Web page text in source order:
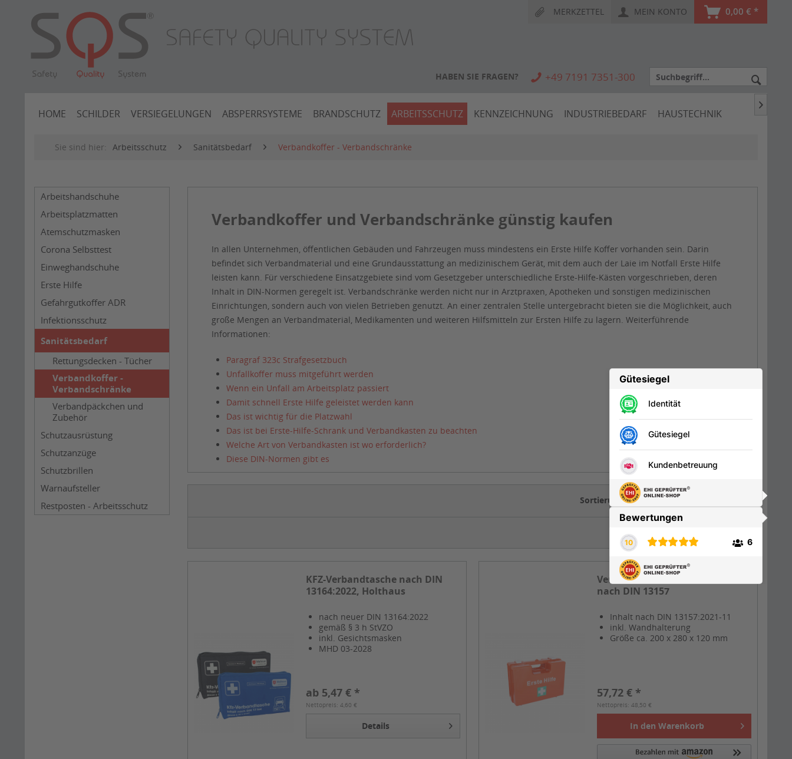
MERKZETTEL MEIN KONTO 0,00 € *
HABEN SIE FRAGEN? +49 7191 7351-300
HOME SCHILDER VERSIEGELUNGEN ABSPERRSYSTEME BRANDSCHUTZ ARBEITSSCHUTZ KENNZEICHNUNG INDUSTRIEBEDARF HAUSTECHNIK

Sie sind hier: Arbeitsschutz Sanitätsbedarf Verbandkoffer - Verbandschränke
Arbeitshandschuhe
Arbeitsplatzmatten
Atemschutzmasken
Corona Selbsttest
Einweghandschuhe
Erste Hilfe
Gefahrgutkoffer ADR
Infektionsschutz
Sanitätsbedarf
Rettungsdecken - Tücher
Verbandkoffer -
Verbandschränke
Verbandpäckchen und
Zubehör
Schutzausrüstung
Schutzanzüge
Schutzbrillen
Warnaufsteller
Restposten - Arbeitsschutz
Verbandkoffer und Verbandschränke günstig kaufen
In allen Unternehmen, öffentlichen Gebäuden und Fahrzeugen muss mindestens ein Erste Hilfe Koffer vorhanden sein. Darin
befindet sich Verbandmaterial und eine Grundausstattung an medizinischem Gerät, mit dem auch der Laie im Notfall Erste Hilfe
leisten kann. Für verschiedene Einsatzgebiete sind vom Gesetzgeber unterschiedliche Erste-Hilfe-Kästen vorgeschrieben, deren
Inhalt in DIN-Normen geregelt ist. Verbandschränke werden nicht nur in Arztpraxen, Apotheken und sonstigen medizinischen
Einrichtungen, sondern auch von vielen Betrieben genutzt. An einer zentralen Stelle untergebracht bieten sie die Möglichkeit, auch
große Mengen an Verbandmaterial, Medikamenten und weiteren Hilfsmitteln zur Ersten Hilfe zu lagern. Weiterführende
Informationen:
Paragraf 323c Strafgesetzbuch
Unfallkoffer muss mitgeführt werden
Wenn ein Unfall am Arbeitsplatz passiert
Damit schnell Erste Hilfe geleistet werden kann
Das ist wichtig für die Platzwahl
Das ist bei Erste-Hilfe-Schrank und Verbandkasten zu beachten
Welche Art von Verbandkasten ist wo erforderlich?
Diese DIN-Normen gibt es
Sortierung:
Artikel pro Seite:
KFZ-Verbandtasche nach DIN
13164:2022, Holthaus
nach neuer DIN 13164:2022
gemäß § 3 h StVZO
inkl. Gesichtsmasken
MHD 03-2028
ab 5,47 € *
Nettopreis: 4,60 €
Details
Verbandkoffer QUICK, Inhalt
nach DIN 13157
Inhalt nach DIN 13157:2021-11
inkl. Wandhalterung
Größe ca. 200 x 280 x 120 mm
57,72 € *
Nettopreis: 48,50 €
In den Warenkorb